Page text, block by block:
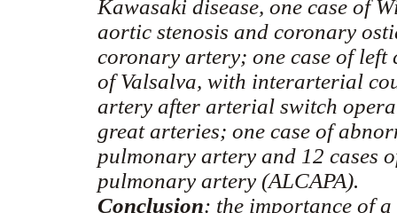
Kawasaki disease, one case of
aortic stenosis and coronary
coronary artery; one case of
of Valsalva, with interarterial
artery after arterial switch
great arteries; one case of
pulmonary artery and 12 cases
pulmonary artery (ALCAPA).
Conclusion: the importance of